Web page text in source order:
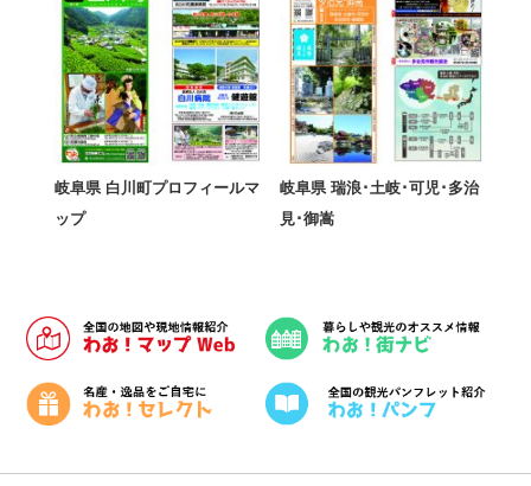
岐阜県 白川町プロフィールマ
ップ
岐阜県 瑞浪･土岐･可児･多治
見･御嵩